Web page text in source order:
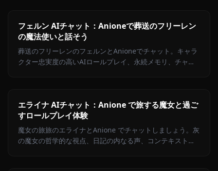
フェルン AIチャット：Anioneで葬送のフリーレン
の魔法使いと話そう
葬送のフリーレンのフェルンとAnioneでチャット。キャラ
クター忠実度の高いAIロールプレイ、永続メモリ、チャッ
エライナ AIチャット：Anione で旅する魔女と過ご
すロールプレイ体験
魔女の旅旅のエライナとAnione でチャットしましょう。灰
の魔女の哲学的な視点、日記の内なる声、コンテキスト内